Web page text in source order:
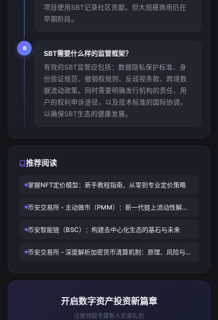
项目使用SBT记录社区贡献。但大规模商用仍在
早期阶段。
6
SBT需要什么样的监管框架？
有效的SBT监管应包括：数据隐私保护标准、身
份验证规范、撤销权规则、反歧视条款、跨境数
据流动政策。同时需要明确发行机构的责任、用
户的权利申诉途径，以及技术标准的国际协调，
以确保SBT生态的健康发展。
推荐阅读
掌握NFT定价模型：新手教程指南，从零到专业定价策略
币安交易所 - 主动做市（PMM）：新一代链上流动性解决
币安智能链（BSC）：构建去中心化生态的基石与未来
币安交易所 - 深度解析加密货币清算机制：原理、风险与应
开启数字资产投资新篇章
注册领取专属新人交易礼包